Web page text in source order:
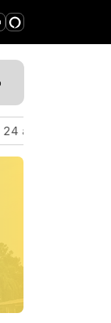
BR-101 deixa